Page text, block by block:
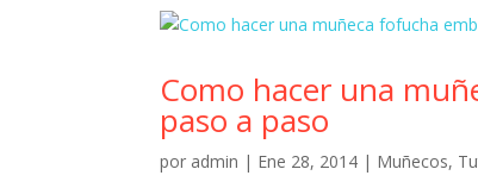
Como hacer una
paso a paso
por admin | Ene 28, 2014 | Muñecos,